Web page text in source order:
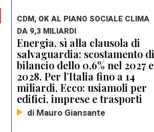
CDM, OK AL PIANO SOCIALE CLIMA
DA 9,3 MILIARDI
Energia, sì alla clausola di
salvaguardia: scostamento di
bilancio dello 0,6% nel 2027 e
2028. Per l’Italia fino a 14
miliardi, Ecco: usiamoli per
edifici, imprese e trasporti
di Mauro Giansante